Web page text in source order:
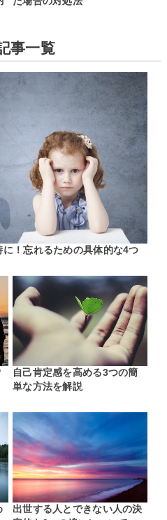
事一覧
！忘れるための具体的な4つ
自己肯定感を高める3つの簡
単な方法を解説
出世する人とできない人の決